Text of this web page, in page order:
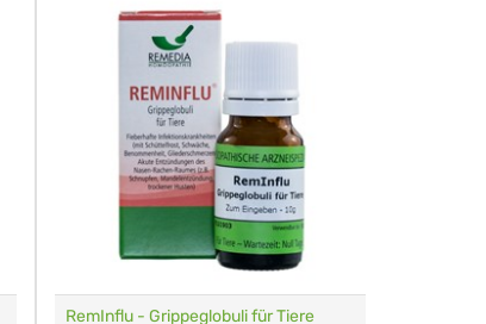
RemInflu - Grippeglobuli für Tiere